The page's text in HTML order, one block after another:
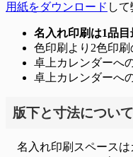
用紙をダウンロード し
名入れ印刷は1品目
色印刷より2色印刷
卓上カレンダーへ
卓上カレンダーへ
版下と寸法について
名入れ印刷スペースは